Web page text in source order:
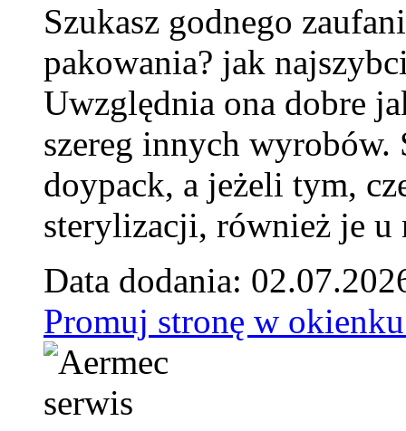
Szukasz godnego
pakowania? jak
Uwzględnia ona dobre
szereg innych
doypack, a jeżeli tym,
sterylizacji, również je u
Data dodania:
Promuj stronę w